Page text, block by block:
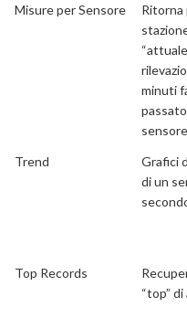
Misure per Sensore
Ritorna
minuti
Trend
Grafici
di un
Top Records
“top”